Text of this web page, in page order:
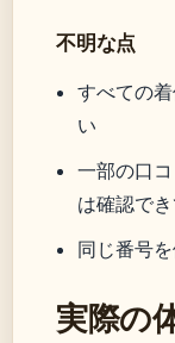
不明な点
すべての
い
一部の口
は確認で
同じ番号
実際の